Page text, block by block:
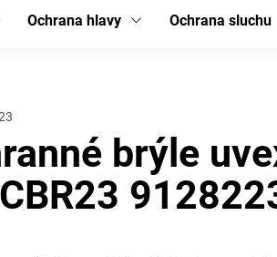
KOŠÍK
Ochrana hlavy Ochrana sluchu
brýle